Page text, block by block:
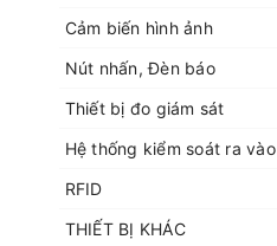
Cảm biến hình ảnh
Nút nhấn, Đèn báo
Thiết bị đo giám sát
Hệ thống kiểm soát ra vào
RFID
THIẾT BỊ KHÁC